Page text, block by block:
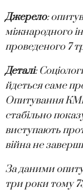
Джерело:
міжнародного
проведеного 7
Деталі:
йдеться саме
Опитування
стабільно
виступають
війна не
За даними
три роки тому